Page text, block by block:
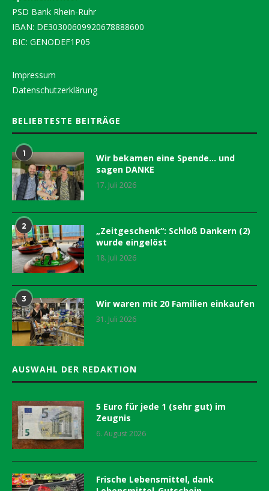
PSD Bank Rhein-Ruhr
IBAN: DE30300609920678888600
BIC: GENODEF1P05
Impressum
Datenschutzerklärung
BELIEBTESTE BEITRÄGE
1
Wir bekamen eine Spende… und
sagen DANKE
17. Juli 2026
2
„Zeitgeschenk“: Schloß Dankern (2)
wurde eingelöst
18. Juli 2026
3 Wir waren mit 20 Familien einkaufen
31. Juli 2026
AUSWAHL DER REDAKTION
5 Euro für jede 1 (sehr gut) im
Zeugnis
6. August 2026
Frische Lebensmittel, dank